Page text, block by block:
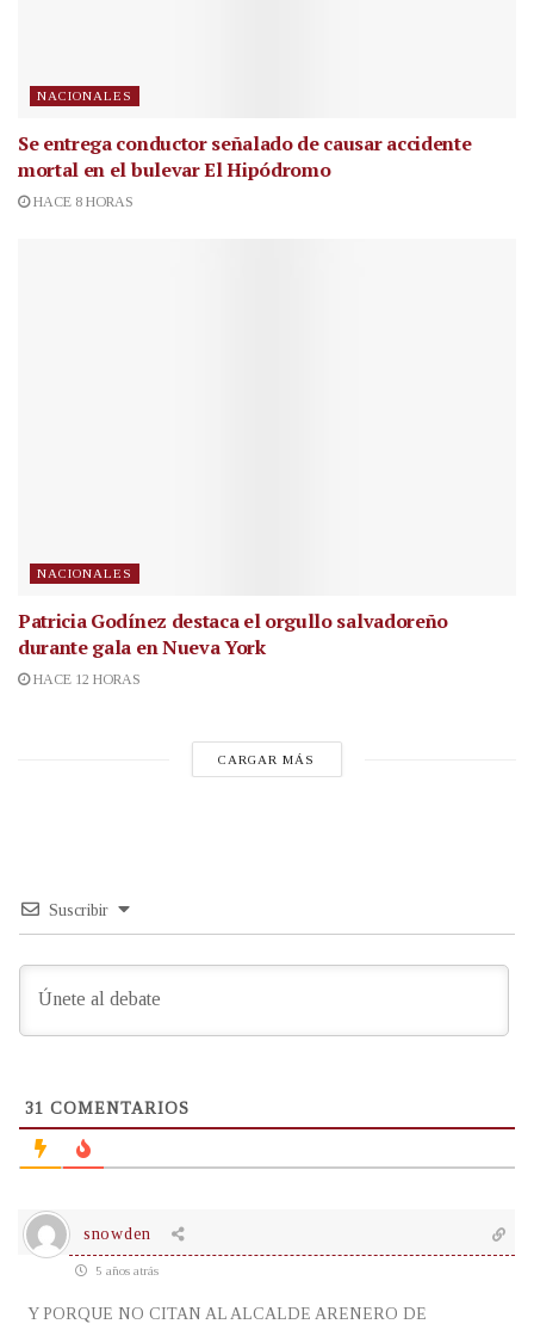
NACIONALES
Se entrega conductor señalado de causar accidente
mortal en el bulevar El Hipódromo
HACE 8 HORAS
NACIONALES
Patricia Godínez destaca el orgullo salvadoreño
durante gala en Nueva York
HACE 12 HORAS
CARGAR MÁS
Suscribir
31 COMENTARIOS
snowden
5 años atrás
Y PORQUE NO CITAN AL ALCALDE ARENERO DE